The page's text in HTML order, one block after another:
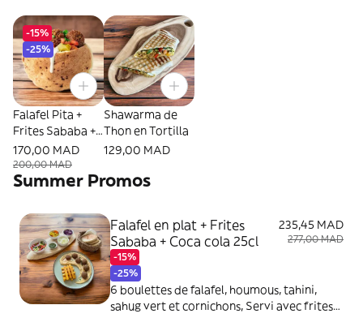
-15%
-25%
Falafel Pita +
Frites Sababa +
Coca cola 25cl
170,00 MAD
200,00 MAD
Shawarma de
Thon en Tortilla
129,00 MAD
Summer Promos
Falafel en plat + Frites
Sababa + Coca cola 25cl
-15%
-25%
235,45 MAD
277,00 MAD
6 boulettes de falafel, houmous, tahini,
sahug vert et cornichons, Servi avec frites